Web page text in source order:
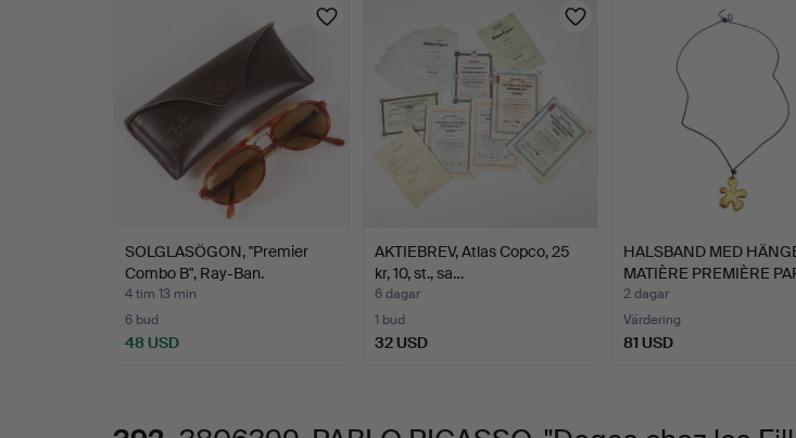
PICASSO.
"Degas
chez
Filles,
Première
SOLGLASÖGON, "Premier
Combo B", Ray-Ban.
4 tim 13 min
6 bud
48 USD
AKTIEBREV, Atlas Copco, 25
kr, 10, st., sa…
6 dagar
1 bud
32 USD
HALSBAND MED
MATIÈRE PREMIÈRE
2 dagar
Värdering
81 USD